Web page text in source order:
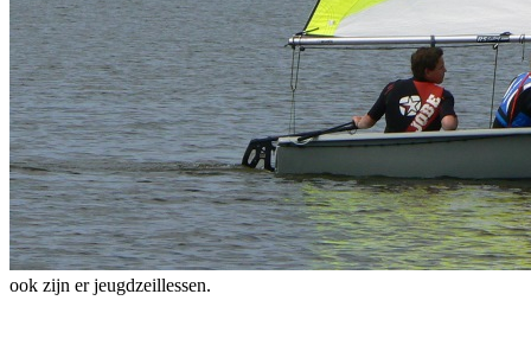
ook zijn er jeugdzeillessen.